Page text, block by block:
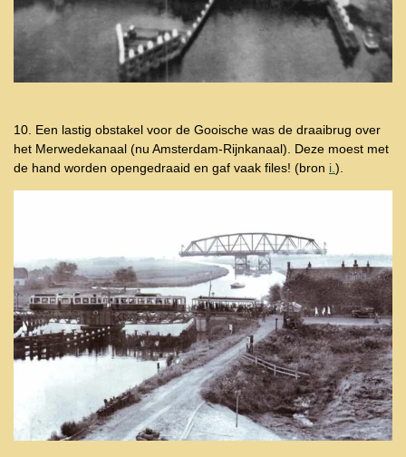
10. Een lastig obstakel voor de Gooische was de draaibrug over
het Merwedekanaal (nu Amsterdam-Rijnkanaal). Deze moest met
de hand worden opengedraaid en gaf vaak files! (bron i. ).